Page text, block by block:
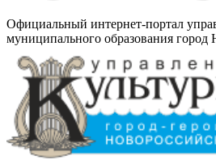
Официальный интернет-портал
муниципального образования город